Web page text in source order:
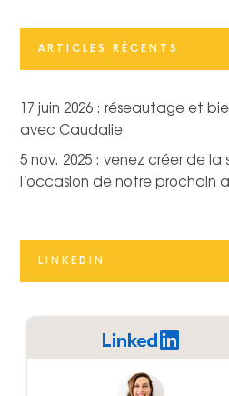
ARTICLES RÉCENTS
17 juin 2026 : réseautage et
avec Caudalie
5 nov. 2025 : venez créer de
l’occasion de notre prochain
LINKEDIN